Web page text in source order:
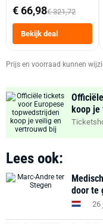
abonnement
€ 66,98€ 321,72
Bekijk deal
Prijs en voorraad kunnen
koop je
Lees ook:
door te
26